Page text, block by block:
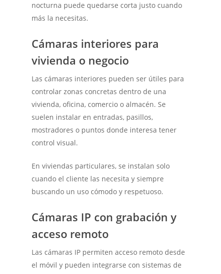
nocturna puede quedarse corta justo cuando
más la necesitas.
Cámaras interiores para
vivienda o negocio
Las cámaras interiores pueden ser útiles para
controlar zonas concretas dentro de una
vivienda, oficina, comercio o almacén. Se
suelen instalar en entradas, pasillos,
mostradores o puntos donde interesa tener
control visual.
En viviendas particulares, se instalan solo
cuando el cliente las necesita y siempre
buscando un uso cómodo y respetuoso.
Cámaras IP con grabación y
acceso remoto
Las cámaras IP permiten acceso remoto desde
el móvil y pueden integrarse con sistemas de